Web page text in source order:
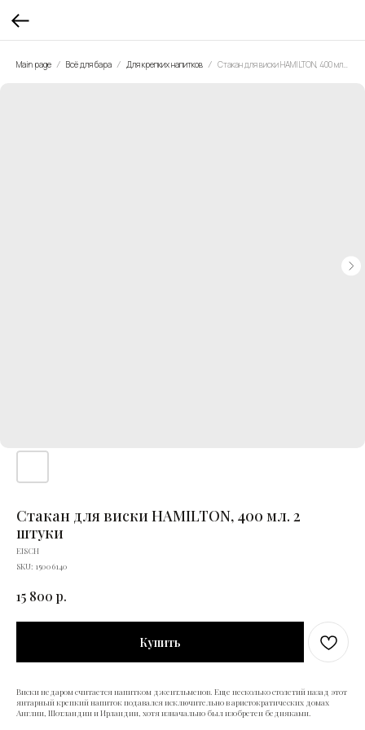
Main page Всё для бара Для крепких напитков
Стакан для виски HAMILTON, 400 мл. 2
штуки
EISCH
SKU: 15006140
15 800 р.
Купить
Виски недаром считается напитком джентльменов. Еще несколько столетий назад этот
янтарный крепкий напиток подавался исключительно в аристократических домах
Англии, Шотландии и Ирландии, хотя изначально был изобретен бедняками.